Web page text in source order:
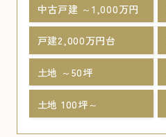
中古戸建 ～1,000万円
戸建2,000万円台
土地 ～50坪
土地 100坪～